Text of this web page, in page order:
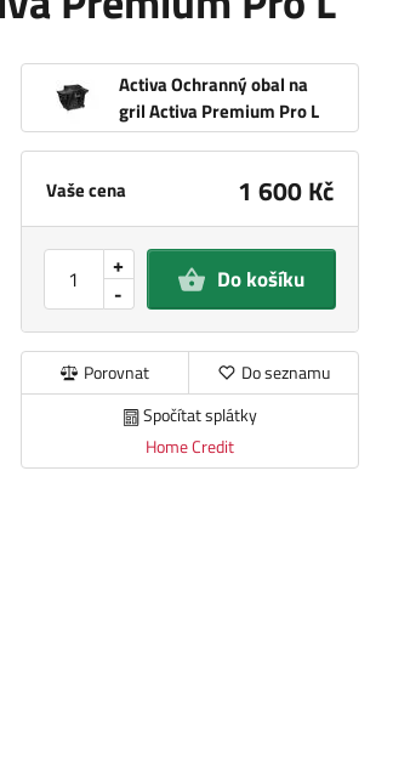
Activa Ochranný obal na
gril Activa Premium Pro L
Vaše cena 1 600 Kč
-
+ Do košíku
Porovnat
Do seznamu
Spočítat splátky
Home Credit